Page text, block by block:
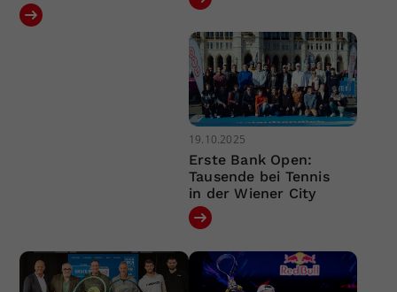
19.10.2025
Erste Bank Open:
Tausende bei Tennis
in der Wiener City